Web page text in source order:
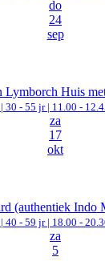
do
24
sep
Lymborch Huis
30 - 55 jr | 11.00 -
za
17
okt
(authentiek Indo
40 - 59 jr | 18.00 -
za
5